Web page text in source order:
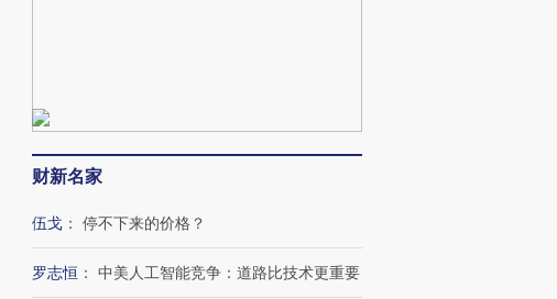
财新名家
伍戈 ： 停不下来的价格？
罗志恒 ： 中美人工智能竞争：道路比技术更重要